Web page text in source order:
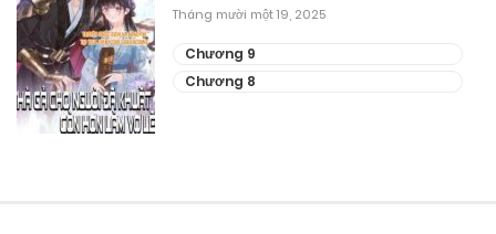
Chương 54
Tháng 9 27, 2025
Chương 53
Tháng mười một 19, 2025
Chương 9
Chương 8